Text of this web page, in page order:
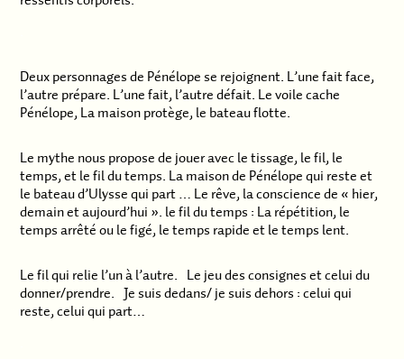
Deux personnages de Pénélope se rejoignent. L’une fait face,
l’autre prépare. L’une fait, l’autre défait. Le voile cache
Pénélope, La maison protège, le bateau flotte.
Le mythe nous propose de jouer avec le tissage, le fil, le
temps, et le fil du temps. La maison de Pénélope qui reste et
le bateau d’Ulysse qui part … Le rêve, la conscience de « hier,
demain et aujourd’hui ». le fil du temps : La répétition, le
temps arrêté ou le figé, le temps rapide et le temps lent.
Le fil qui relie l’un à l’autre. Le jeu des consignes et celui du
donner/prendre. Je suis dedans/ je suis dehors : celui qui
reste, celui qui part…